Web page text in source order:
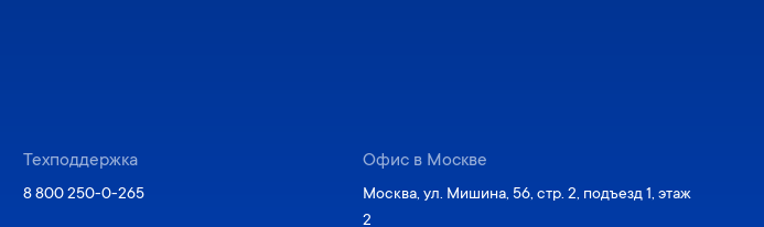
Техподдержка
8 800 250-0-265
Офис в Москве
Москва, ул. Мишина, 56, стр. 2, подъезд 1, этаж
2